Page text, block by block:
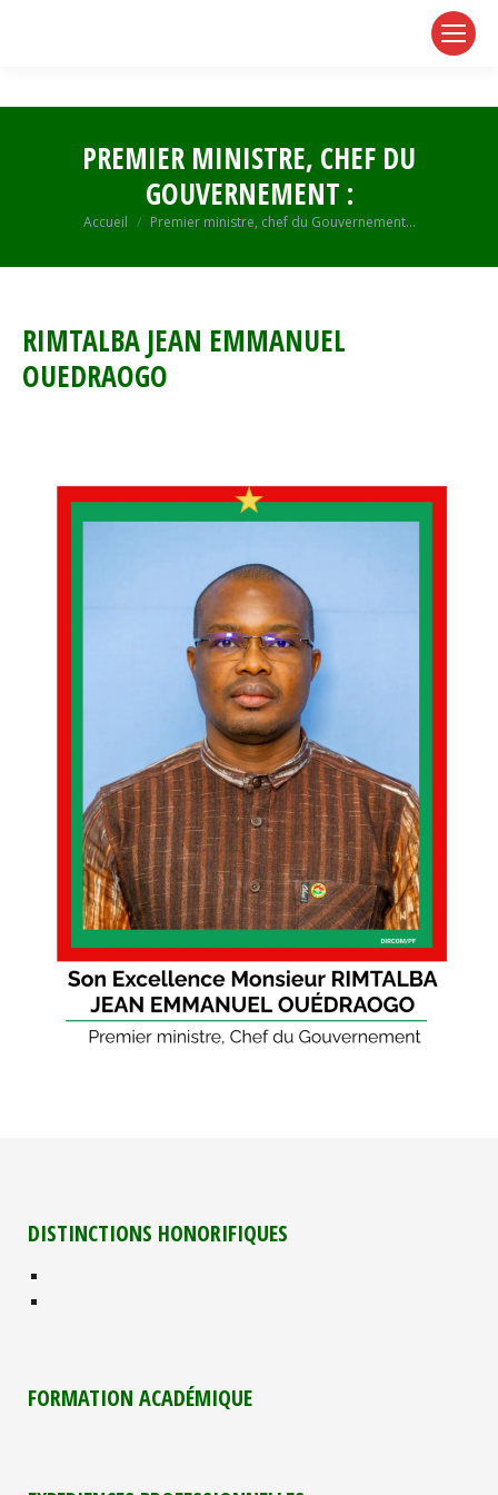
PREMIER MINISTRE, CHEF DU
GOUVERNEMENT :
Vous êtes ici :
Accueil Premier ministre, chef du Gouvernement…
RIMTALBA JEAN EMMANUEL
OUEDRAOGO
DISTINCTIONS HONORIFIQUES
FORMATION ACADÉMIQUE